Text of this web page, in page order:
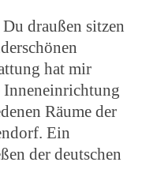
draußen sitzen
hat mir
Inneneinrichtung
Räume der
Ein
der deutschen